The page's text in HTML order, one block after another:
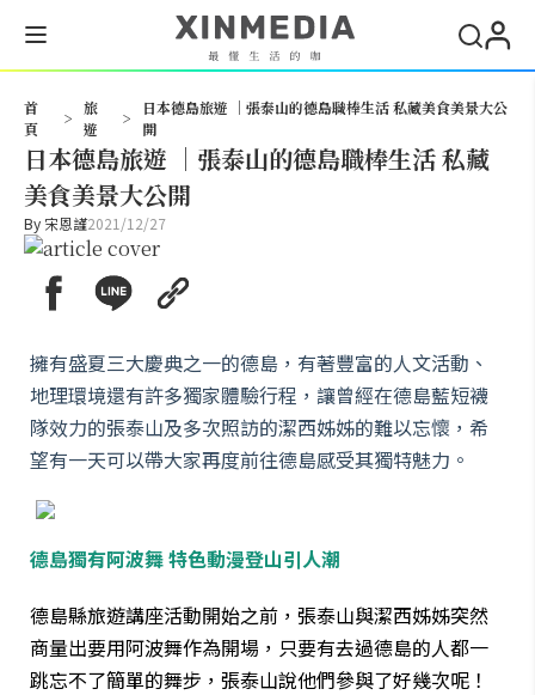
首
頁
>
旅
遊
>
日本德島旅遊 ｜張泰山的德島職棒生活 私藏美食美景大公
開
日本德島旅遊 ｜張泰山的德島職棒生活 私藏
美食美景大公開
By 宋恩謹2021/12/27
擁有盛夏三大慶典之一的德島，有著豐富的人文活動、
地理環境還有許多獨家體驗行程，讓曾經在德島藍短襪
隊效力的張泰山及多次照訪的潔西姊姊的難以忘懷，希
望有一天可以帶大家再度前往德島感受其獨特魅力。
德島獨有阿波舞 特色動漫登山引人潮
德島縣旅遊講座活動開始之前，張泰山與潔西姊姊突然
商量出要用阿波舞作為開場，只要有去過德島的人都一
跳忘不了簡單的舞步，張泰山說他們參與了好幾次呢！